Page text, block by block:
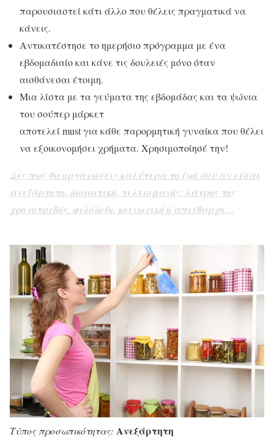
παρουσιαστεί κάτι άλλο που θέλεις πραγματικά να
κάνεις.
Αντικατέστησε το ημερήσιο πρόγραμμα με ένα
εβδομαδιαίο και κάνε τις δουλειές μόνο όταν
αισθάνεσαι έτοιμη.
Μια λίστα με τα γεύματα της εβδομάδας και τα ψώνια
του σούπερ μάρκετ
αποτελεί must για κάθε παρορμητική γυναίκα που θέλει
να εξοικονομήσει χρήματα. Χρησιμοποίησέ την!
Δες πως θα οργανώσεις καλύτερα τη ζωή σου αν είσαι
ανεξάρτητη, διορατική, τελειομανής, λάτρης της
χρονοτριβής, φιλόδοξη, κοινωνική ή απείθαρχη…
Τύπος προσωπικότητας: Ανεξάρτητη